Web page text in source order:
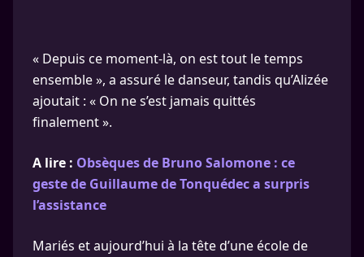
« Depuis ce moment-là, on est tout le temps
ensemble », a assuré le danseur, tandis qu’Alizée
ajoutait : « On ne s’est jamais quittés
finalement ».
A lire : Obsèques de Bruno Salomone : ce
geste de Guillaume de Tonquédec a surpris
l’assistance
Mariés et aujourd’hui à la tête d’une école de